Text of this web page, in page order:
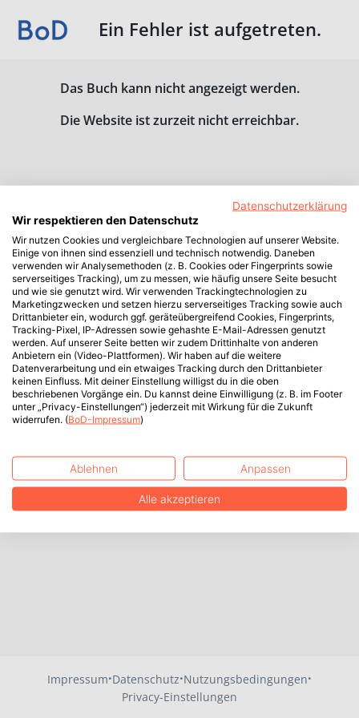
Ein Fehler ist aufgetreten.
Das Buch kann nicht angezeigt werden.
Die Website ist zurzeit nicht erreichbar.
Impressum·Datenschutz·Nutzungsbedingungen·
Privacy-Einstellungen
Datenschutzerklärung
Wir respektieren den Datenschutz
Wir nutzen Cookies und vergleichbare Technologien auf unserer Website.
Einige von ihnen sind essenziell und technisch notwendig. Daneben
verwenden wir Analysemethoden (z. B. Cookies oder Fingerprints sowie
serverseitiges Tracking), um zu messen, wie häufig unsere Seite besucht
und wie sie genutzt wird. Wir verwenden Trackingtechnologien zu
Marketingzwecken und setzen hierzu serverseitiges Tracking sowie auch
Drittanbieter ein, wodurch ggf. geräteübergreifend Cookies, Fingerprints,
Tracking-Pixel, IP-Adressen sowie gehashte E-Mail-Adressen genutzt
werden. Auf unserer Seite betten wir zudem Drittinhalte von anderen
Anbietern ein (Video-Plattformen). Wir haben auf die weitere
Datenverarbeitung und ein etwaiges Tracking durch den Drittanbieter
keinen Einfluss. Mit deiner Einstellung willigst du in die oben
beschriebenen Vorgänge ein. Du kannst deine Einwilligung (z. B. im Footer
unter „Privacy-Einstellungen“) jederzeit mit Wirkung für die Zukunft
widerrufen. (BoD-Impressum)
Ablehnen Anpassen
Alle akzeptieren